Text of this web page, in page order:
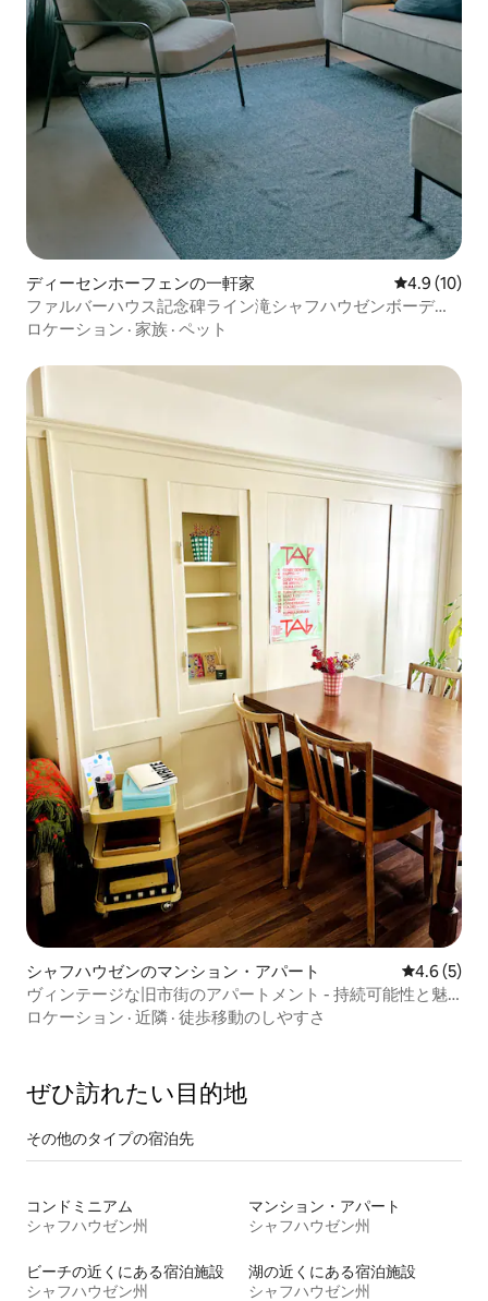
ディーセンホーフェンの一軒家 レビュー10
4.9 (10)
ファルバーハウス記念碑ライン滝シャフハウゼンボーデン
湖
ロケーション · 家族 · ペット
シャフハウゼンのマンション・アパート レビュー5
4.6 (5)
ヴィンテージな旧市街のアパートメント - 持続可能性と魅
力
ロケーション · 近隣 · 徒歩移動のしやすさ
ぜひ訪⁠れ⁠た⁠い目⁠的⁠地
その他のタ⁠イ⁠プ⁠の宿⁠泊⁠先
コンドミニアム
シャフハウゼン州
マンション・アパート
シャフハウゼン州
ビーチの近くにある宿泊施設
シャフハウゼン州
湖の近くにある宿泊施設
シャフハウゼン州